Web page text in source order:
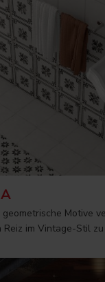
Motive
Reiz im Vintage-Stil